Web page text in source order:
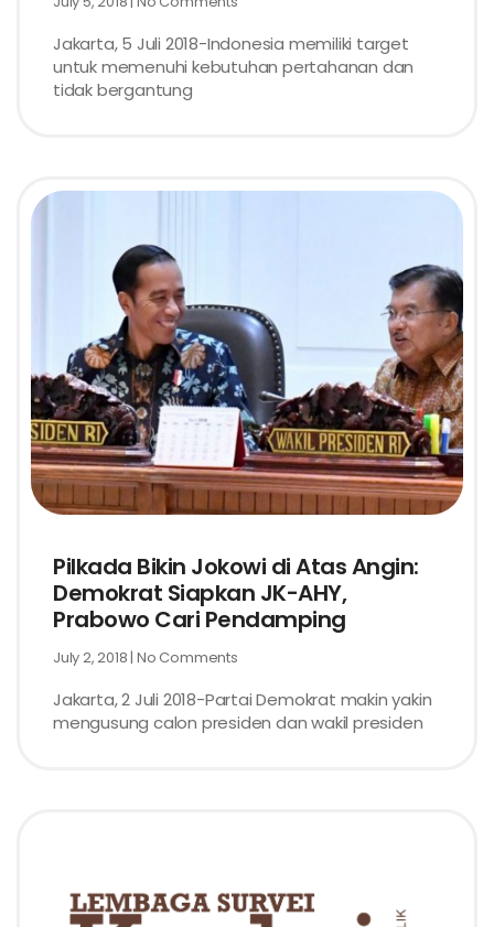
Jakarta, 5 Juli 2018-Indonesia memiliki target
untuk memenuhi kebutuhan pertahanan dan
tidak bergantung
Pilkada Bikin Jokowi di Atas Angin:
Demokrat Siapkan JK-AHY,
Prabowo Cari Pendamping
July 2, 2018 No Comments
Jakarta, 2 Juli 2018-Partai Demokrat makin yakin
mengusung calon presiden dan wakil presiden